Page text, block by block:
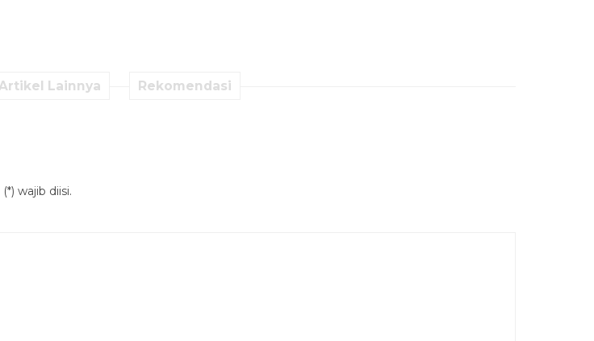
Lainnya Rekomendasi
wajib diisi.